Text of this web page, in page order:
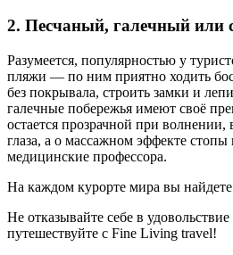
2. Песчаный, галечный или
Разумеется, популярностью у
пляжи — по ним приятно ходить
без покрывала, строить замки и
галечные побережья имеют своё
остается прозрачной при волнении,
глаза, а о массажном эффекте стопы
медицинские профессора.
На каждом курорте мира вы
Не отказывайте себе в
путешествуйте с Fine Living travel!